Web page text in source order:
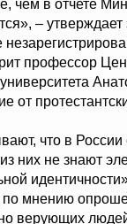
чем в отчете
–
профессор
от
что в
них не знают
мнению
верующих